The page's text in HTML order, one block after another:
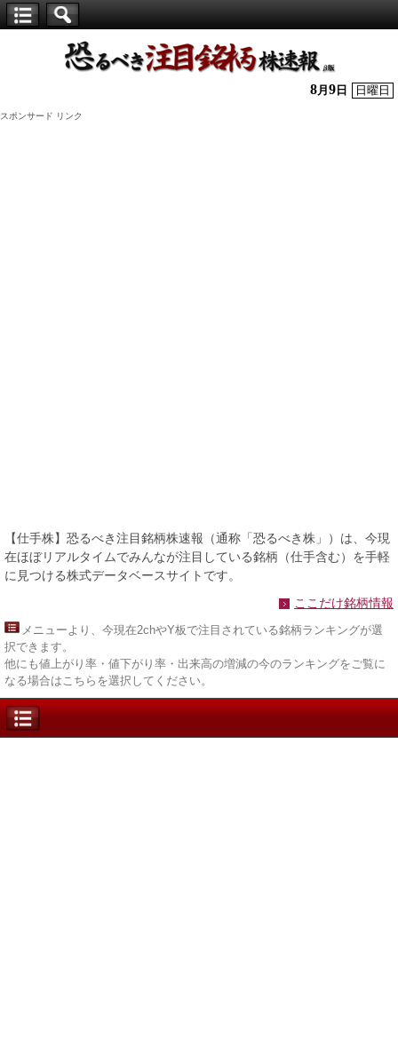
株】
8月 9 日 日曜日
スポンサード リンク
【仕手株】恐るべき注目銘柄株速報（通称「恐るべき株」）は、今現
在ほぼリアルタイムでみんなが注目している銘柄（仕手含む）を手軽
に見つける株式データベースサイトです。
ここだけ銘柄情報
メニューより、今現在2chやY板で注目されている銘柄ランキングが選
択できます。
他にも値上がり率・値下がり率・出来高の増減の今のランキングをご覧に
なる場合はこちらを選択してください。